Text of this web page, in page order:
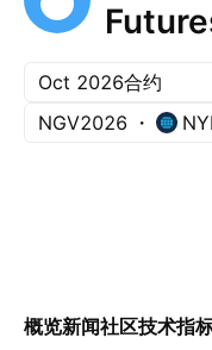
Oct 2026合约
NGV2026
概览新闻社区技术指